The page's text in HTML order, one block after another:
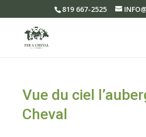
819 667-2525
Vue du ciel
Cheval